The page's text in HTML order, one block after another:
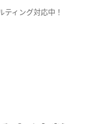
ィング対応中！